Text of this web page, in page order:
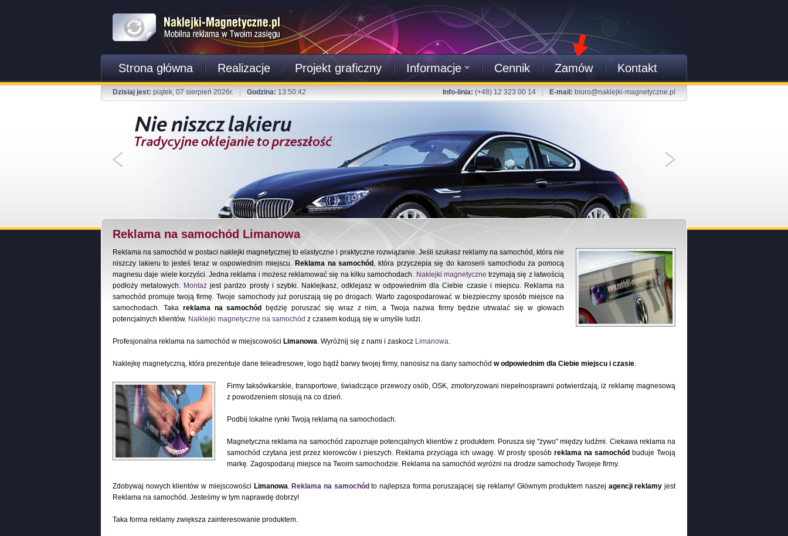
Strona główna Realizacje Projekt graficzny Informacje Cennik Zamów Kontakt
Dzisiaj jest: piątek, 07 sierpień 2026r. Godzina: 13:50:43 Info-linia: (+48) 12 323 00 14 E-mail: biuro@naklejki-magnetyczne.pl
Reklama na samochód Limanowa
Reklama na samochód w postaci naklejki magnetycznej to elastyczne i praktyczne rozwiązanie. Jeśli szukasz reklamy na samochód, która nie
niszczy lakieru to jesteś teraz w ospowiednim miejscu. Reklama na samochód , która przyczepia się do karoserii samochodu za pomocą
magnesu daje wiele korzyści. Jedna reklama i możesz reklamować się na kilku samochodach. Naklejki magnetyczne trzymają się z łatwością
podłoży metalowych. Montaż jest pardzo prosty i szybki. Naklejkasz, odklejasz w odpowiednim dla Ciebie czasie i miejscu. Reklama na
samochód promuje twoją firmę. Twoje samochody już poruszają się po drogach. Warto zagospodarować w biezpieczny sposób miejsce na
samochodach. Taka reklama na samochód
będzię poruszać się wraz z nim, a Twoja nazwa firmy będzie utrwalać się w głowach
potencjalnych klientów. Nalklejki magnetyczne na samochód z czasem kodują się w umyśle ludzi.
Profesjonalna reklama na samochód w miejscowości Limanowa. Wyróżnij się z nami i zaskocz Limanowa.
Naklejkę magnetyczną, która prezentuje dane teleadresowe, logo bądź barwy twojej firmy, nanosisz na dany samochód w odpowiednim dla Ciebie miejscu i czasie.
Firmy taksówkarskie, transportowe, świadczące przewozy osób, OSK, zmotoryzowani niepełnosprawni potwierdzają, iż reklamę magnesową
z powodzeniem stosują na co dzień.
Podbij lokalne rynki Twoją reklamą na samochodach.
Magnetyczna reklama na samochód zapoznaje potencjalnych klientów z produktem. Porusza się "żywo" między ludźmi. Ciekawa reklama na
samochód czytana jest przez kierowców i pieszych. Reklama przyciąga ich uwagę. W prosty sposób reklama na samochód buduje Twoją
markę. Zagospodaruj miejsce na Twoim samochodzie. Reklama na samochód wyróżni na drodze samochody Twojeje firmy.
Zdobywaj nowych klientów w miejscowości Limanowa. Reklama na samochód to najlepsza forma poruszającej się reklamy! Głównym produktem naszej agencji reklamy jest
Reklama na samochód. Jesteśmy w tym naprawdę dobrzy!
Taka forma reklamy zwiększa zainteresowanie produktem.